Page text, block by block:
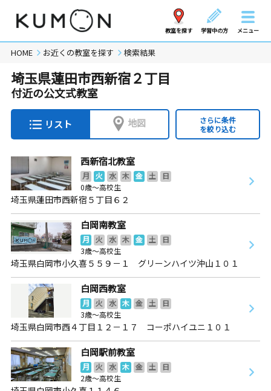
教室を探す 学習中の方 メニュー
HOME お近くの教室を探す 検索結果
埼玉県蓮田市西新宿２丁目
付近の公文式教室
リスト 地図
さらに条件
を絞り込む
西新宿北教室
月 火 水 木 金 土
日
0歳～高校生
埼玉県蓮田市西新宿５丁目６２
白岡南教室
月 火 水 木 金 土
日
3歳～高校生
埼玉県白岡市小久喜５５９－１ グリーンハイツ沖山１０１
白岡西教室
月 火 水 木 金 土
日
3歳～高校生
埼玉県白岡市西４丁目１２－１７ コーポハイユニ１０１
白岡駅前教室
月 火 水 木 金 土
日
2歳～高校生